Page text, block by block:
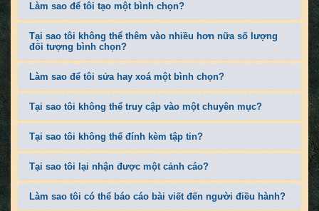
Làm sao để tôi tạo một bình chọn?
Tại sao tôi không thể thêm vào nhiều hơn nữa số lượng
đối tượng bình chọn?
Làm sao để tôi sửa hay xoá một bình chọn?
Tại sao tôi không thể truy cập vào một chuyên mục?
Tại sao tôi không thể đính kèm tập tin?
Tại sao tôi lại nhận được một cảnh cáo?
Làm sao tôi có thể báo cáo bài viết đến người điều hành?